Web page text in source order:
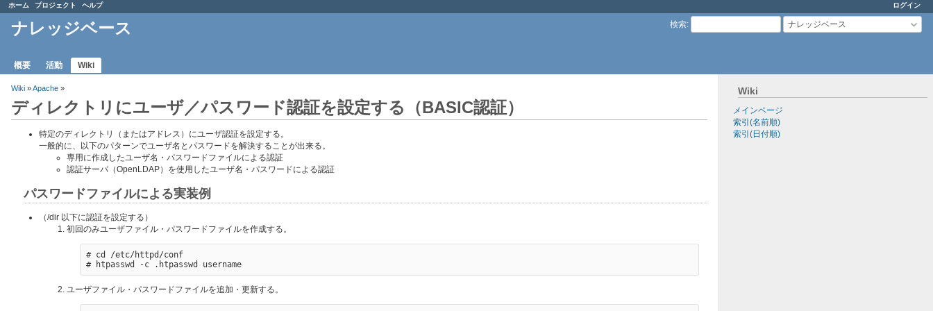
ログイン
ホーム プロジェクト ヘルプ
検索: ナレッジベース
ナレッジベース
概要 活動 Wiki
Wiki
メインページ
索引(名前順)
索引(日付順)
Wiki »Apache »
ディレクトリにユーザ／パスワード認証を設定する（BASIC認証）
特定のディレクトリ（またはアドレス）にユーザ認証を設定する。
一般的に、以下のパターンでユーザ名とパスワードを解決することが出来る。
専用に作成したユーザ名・パスワードファイルによる認証
認証サーバ（OpenLDAP）を使用したユーザ名・パスワードによる認証
パスワードファイルによる実装例
（/dir 以下に認証を設定する）
初回のみユーザファイル・パスワードファイルを作成する。
# cd /etc/httpd/conf
ユーザファイル・パスワードファイルを追加・更新する。